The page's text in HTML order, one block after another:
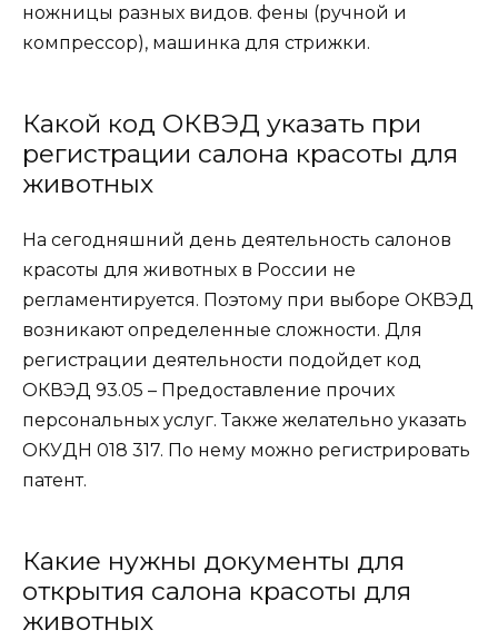
ножницы разных видов. фены (ручной и
компрессор), машинка для стрижки.
Какой код ОКВЭД указать при
регистрации салона красоты для
животных
На сегодняшний день деятельность салонов
красоты для животных в России не
регламентируется. Поэтому при выборе ОКВЭД
возникают определенные сложности. Для
регистрации деятельности подойдет код
ОКВЭД 93.05 – Предоставление прочих
персональных услуг. Также желательно указать
ОКУДН 018 317. По нему можно регистрировать
патент.
Какие нужны документы для
открытия салона красоты для
животных